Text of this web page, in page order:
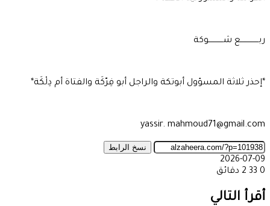
ربـــــــــــــــع شــــــــــــوكة
*إحذر ثلاثة المسؤول أبوتكة والراجل أبو فِرّكَة والفتاة أم دِلْكَة*
yassir. mahmoud71@gmail.com
نسخ الرابط
2026-07-09
0
2 دقائق
عبر
أقرأ التالي